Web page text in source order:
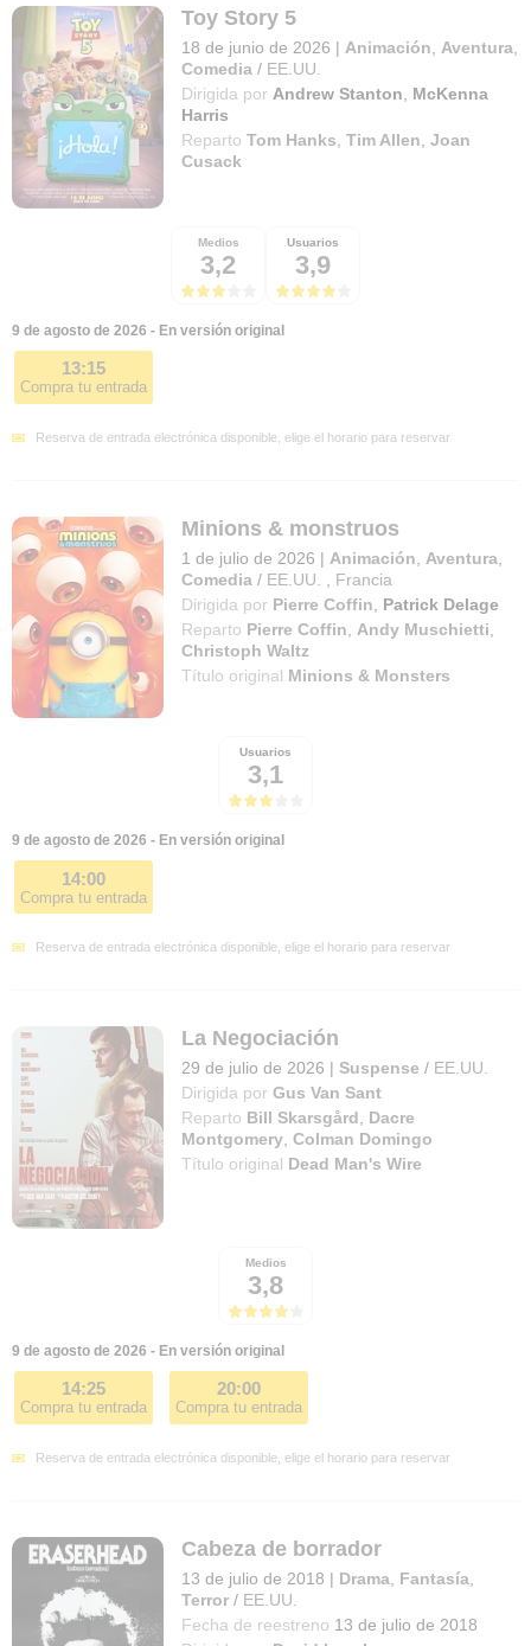
Toy Story 5
18 de junio de 2026 | Animación Aventura
Comedia / EE.UU.
Dirigida por Andrew Stanton
McKenna
Harris
Reparto Tom Hanks ,Tim Allen ,Joan
Cusack
Medios
3,2
Usuarios
3,9
9 de agosto de 2026 - En versión original
13:15
Compra tu entrada
Reserva de entrada electrónica disponible, elige el horario para reservar
Minions & monstruos
1 de julio de 2026 | Animación Aventura
Comedia / EE.UU.
Francia
Dirigida por Pierre Coffin
Patrick Delage
Reparto Pierre Coffin Andy Muschietti
Christoph Waltz
Título original Minions & Monsters
Usuarios
3,1
9 de agosto de 2026 - En versión original
14:00
Compra tu entrada
Reserva de entrada electrónica disponible, elige el horario para reservar
La Negociación
29 de julio de 2026 | Suspense / EE.UU.
Dirigida por Gus Van Sant
Reparto Bill Skarsgård
Dacre
Montgomery ,Colman Domingo
Título original Dead Man's Wire
Medios
3,8
9 de agosto de 2026 - En versión original
14:25
Compra tu entrada
20:00
Compra tu entrada
Reserva de entrada electrónica disponible, elige el horario para reservar
Cabeza de borrador
13 de julio de 2018 | Drama Fantasía
Terror / EE.UU.
Fecha de reestreno 13 de julio de 2018